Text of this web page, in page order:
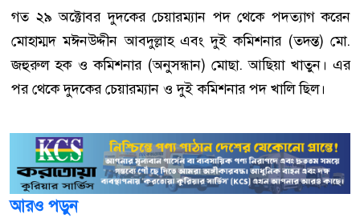
গত ২৯ অক্টোবর দুদকের চেয়ারম্যান পদ থেকে পদত্যাগ করেন
মোহাম্মদ মঈনউদ্দীন আবদুল্লাহ এবং দুই কমিশনার (তদন্ত) মো.
জহুরুল হক ও কমিশনার (অনুসন্ধান) মোছা. আছিয়া খাতুন। এর
পর থেকে দুদকের চেয়ারম্যান ও দুই কমিশনার পদ খালি ছিল।
আরও পড়ুন